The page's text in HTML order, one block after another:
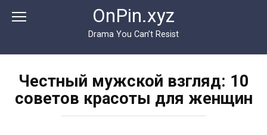
OnPin.xyz
Drama You Can’t Resist
Честный мужской взгляд: 10
советов красоты для женщин